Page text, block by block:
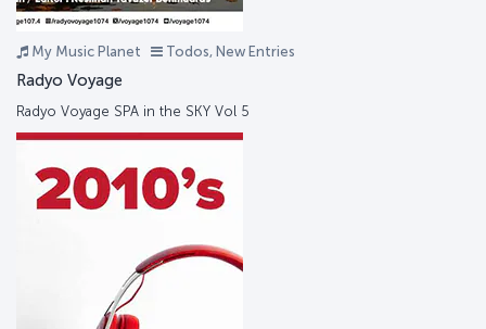
My Music Planet Todos, New Entries
Radyo Voyage
Radyo Voyage SPA in the SKY Vol 5